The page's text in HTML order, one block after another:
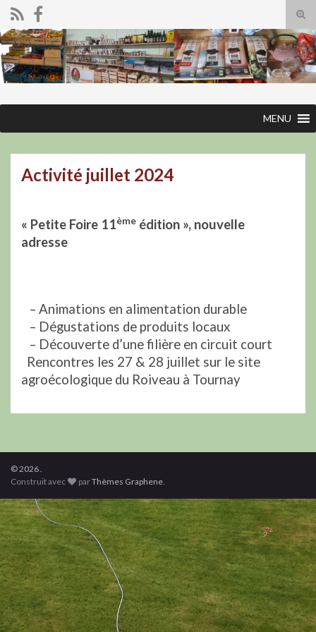
Search for:
MENU
Activité juillet 2024
« Petite Foire 11ème édition », nouvelle
adresse
– Animations en alimentation durable
– Dégustations de produits locaux
– Découverte d’une filière en circuit court
Rencontres les 27 & 28 juillet sur le site
agroécologique du Roiveau à Tournay
© 2026 .
Construit avec
parThèmes Graphene.